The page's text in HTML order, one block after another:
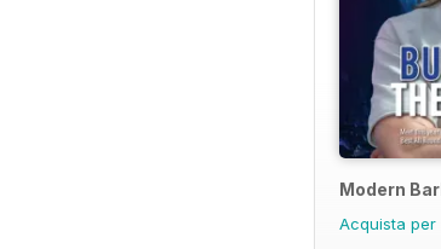
Modern
Acquista per